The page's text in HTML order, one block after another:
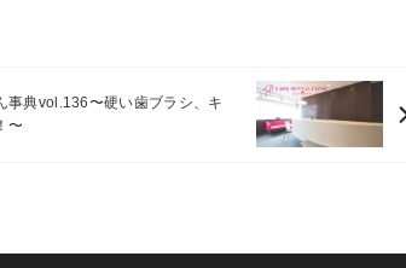
事典vol.136〜硬い歯ブラシ、キ
〜